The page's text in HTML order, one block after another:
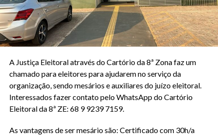
A Justiça Eleitoral através do Cartório da 8ª Zona faz um
chamado para eleitores para ajudarem no serviço da
organização, sendo mesários e auxiliares do juízo eleitoral.
Interessados fazer contato pelo WhatsApp do Cartório
Eleitoral da 8ª ZE: 68 9 9239 7159.
As vantagens de ser mesário são: Certificado com 30h/a